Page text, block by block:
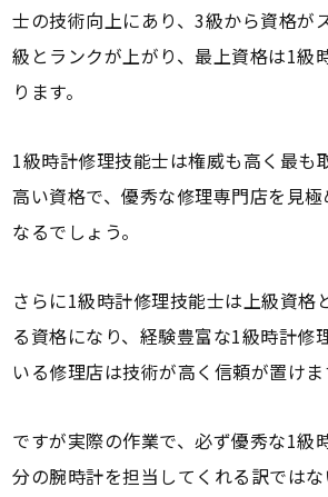
士の技術向上にあり、3級から資格が
級とランクが上がり、最上資格は1級
ります。
1級時計修理技能士は権威も高く最も
高い資格で、優秀な修理専門店を見
なるでしょう。
さらに1級時計修理技能士は上級資格
る資格になり、経験豊富な1級時計修
いる修理店は技術が高く信頼が置けま
ですが実際の作業で、必ず優秀な1級
分の腕時計を担当してくれる訳では